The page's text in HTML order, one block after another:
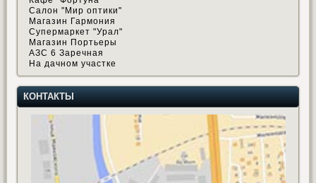
Салон "Мир оптики"
Магазин Гармония
Супермаркет "Урал"
Магазин Портьеры
АЗС 6 Заречная
На дачном участке
КОНТАКТЫ